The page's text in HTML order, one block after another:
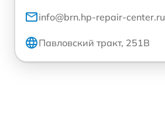
info@brn.hp-repair-center.ru
Павловский тракт, 251В